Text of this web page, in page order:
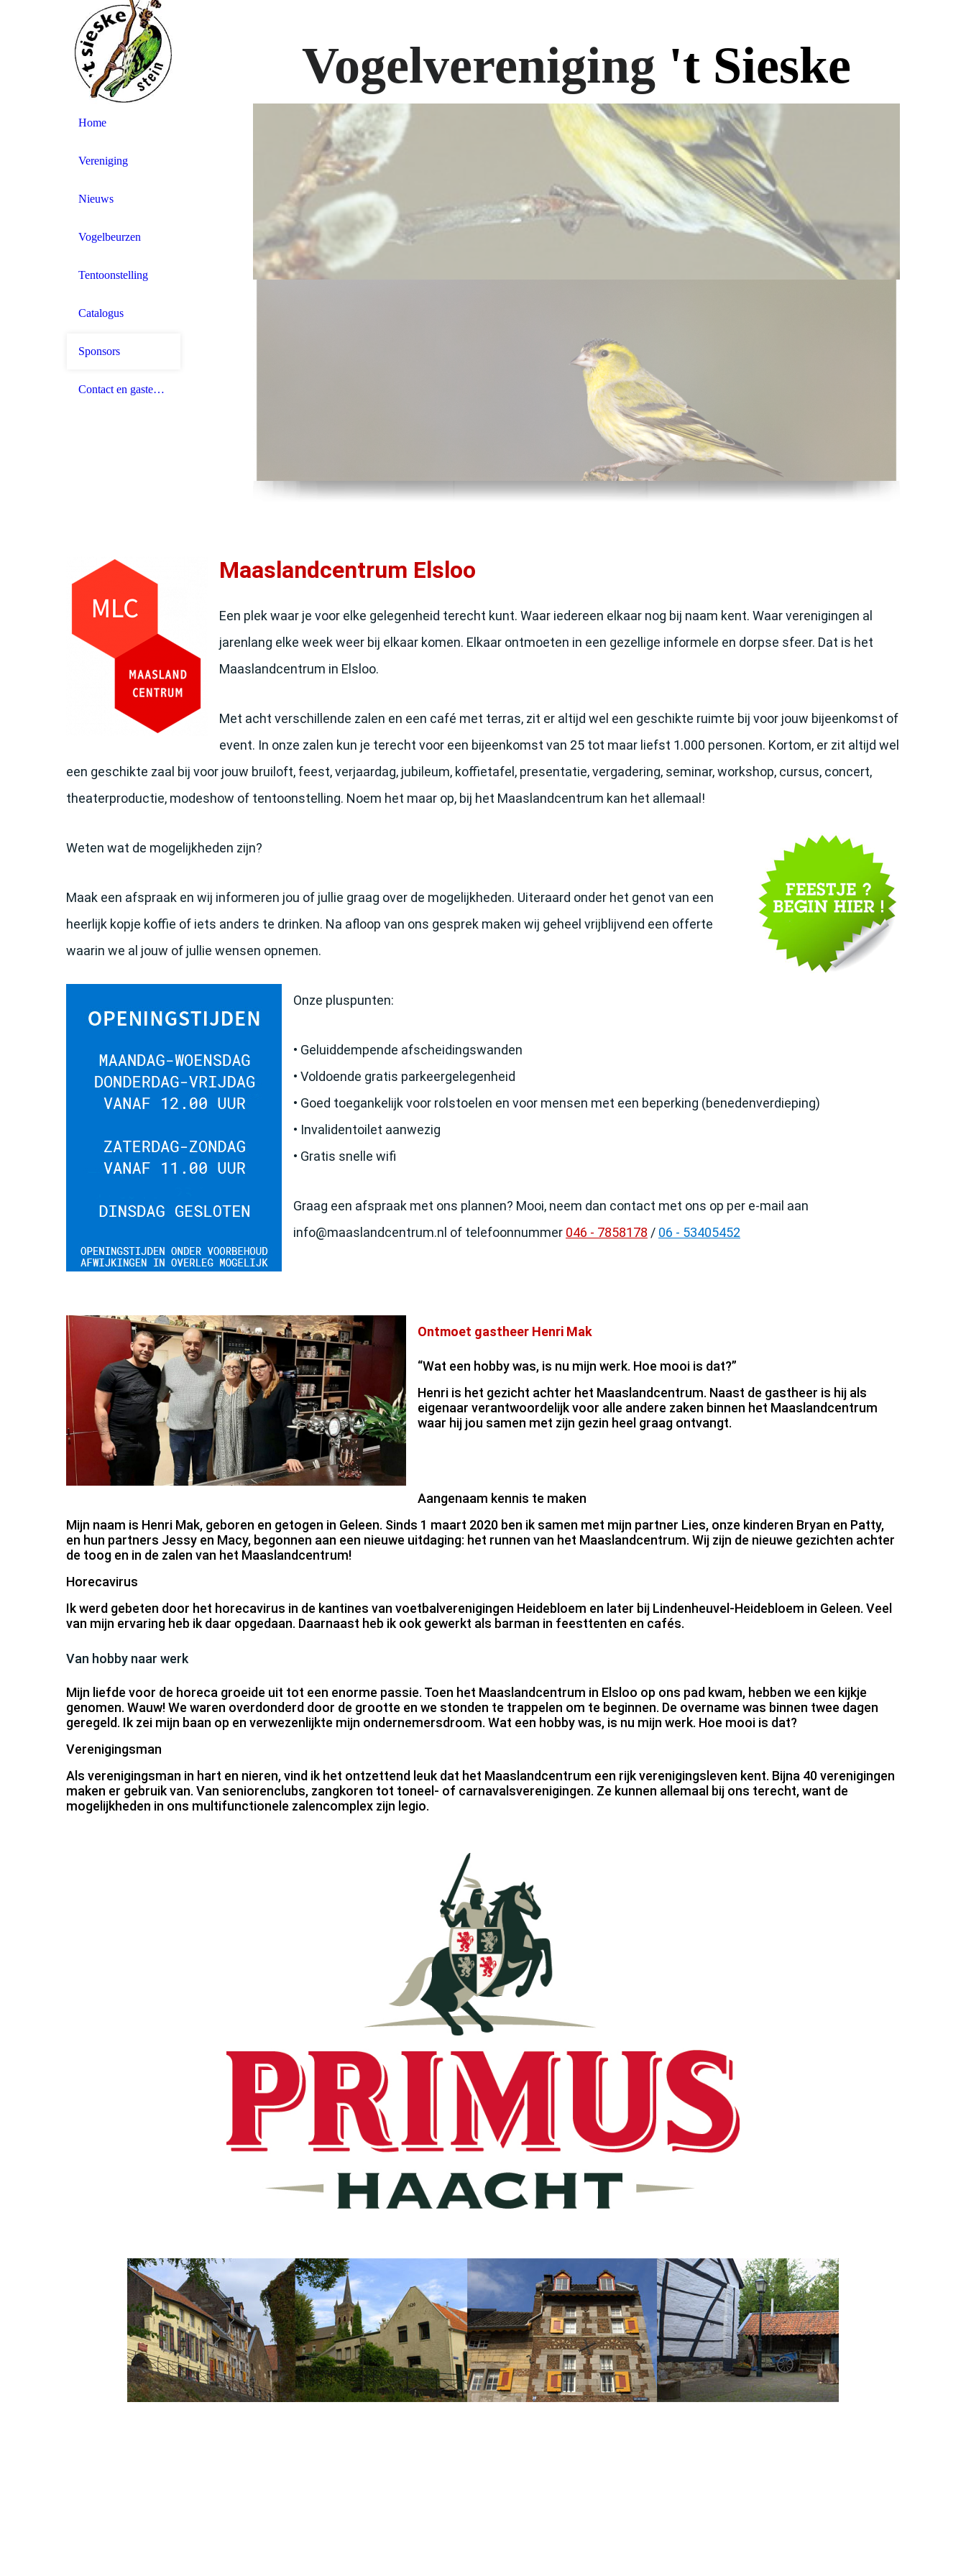
Vogelvereniging 't Sieske
Home
Vereniging
Nieuws
Vogelbeurzen
Tentoonstelling
Catalogus
Sponsors
Contact en gastenboek
Maaslandcentrum Elsloo
Een plek waar je voor elke gelegenheid terecht kunt. Waar iedereen elkaar nog bij naam kent. Waar verenigingen al
jarenlang elke week weer bij elkaar komen. Elkaar ontmoeten in een gezellige informele en dorpse sfeer. Dat is het
Maaslandcentrum in Elsloo.
Met acht verschillende zalen en een café met terras, zit er altijd wel een geschikte ruimte bij voor jouw bijeenkomst of
event. In onze zalen kun je terecht voor een bijeenkomst van 25 tot maar liefst 1.000 personen. Kortom, er zit altijd wel
een geschikte zaal bij voor jouw bruiloft, feest, verjaardag, jubileum, koffietafel, presentatie, vergadering, seminar, workshop, cursus, concert,
theaterproductie, modeshow of tentoonstelling. Noem het maar op, bij het Maaslandcentrum kan het allemaal!
Weten wat de mogelijkheden zijn?
Maak een afspraak en wij informeren jou of jullie graag over de mogelijkheden. Uiteraard onder het genot van een
heerlijk kopje koffie of iets anders te drinken. Na afloop van ons gesprek maken wij geheel vrijblijvend een offerte
waarin we al jouw of jullie wensen opnemen.
Onze pluspunten:
• Geluiddempende afscheidingswanden
• Voldoende gratis parkeergelegenheid
• Goed toegankelijk voor rolstoelen en voor mensen met een beperking (benedenverdieping)
• Invalidentoilet aanwezig
• Gratis snelle wifi
Graag een afspraak met ons plannen? Mooi, neem dan contact met ons op per e-mail aan
info@maaslandcentrum.nl of telefoonnummer 046 - 7858178 / 06 - 53405452
Ontmoet gastheer Henri Mak
“Wat een hobby was, is nu mijn werk. Hoe mooi is dat?”
Henri is het gezicht achter het Maaslandcentrum. Naast de gastheer is hij als
eigenaar verantwoordelijk voor alle andere zaken binnen het Maaslandcentrum
waar hij jou samen met zijn gezin heel graag ontvangt.
Aangenaam kennis te maken
Mijn naam is Henri Mak, geboren en getogen in Geleen. Sinds 1 maart 2020 ben ik samen met mijn partner Lies, onze kinderen Bryan en Patty,
en hun partners Jessy en Macy, begonnen aan een nieuwe uitdaging: het runnen van het Maaslandcentrum. Wij zijn de nieuwe gezichten achter
de toog en in de zalen van het Maaslandcentrum!
Horecavirus
Ik werd gebeten door het horecavirus in de kantines van voetbalverenigingen Heidebloem en later bij Lindenheuvel-Heidebloem in Geleen. Veel
van mijn ervaring heb ik daar opgedaan. Daarnaast heb ik ook gewerkt als barman in feesttenten en cafés.
Van hobby naar werk
Mijn liefde voor de horeca groeide uit tot een enorme passie. Toen het Maaslandcentrum in Elsloo op ons pad kwam, hebben we een kijkje
genomen. Wauw! We waren overdonderd door de grootte en we stonden te trappelen om te beginnen. De overname was binnen twee dagen
geregeld. Ik zei mijn baan op en verwezenlijkte mijn ondernemersdroom. Wat een hobby was, is nu mijn werk. Hoe mooi is dat?
Verenigingsman
Als verenigingsman in hart en nieren, vind ik het ontzettend leuk dat het Maaslandcentrum een rijk verenigingsleven kent. Bijna 40 verenigingen
maken er gebruik van. Van seniorenclubs, zangkoren tot toneel- of carnavalsverenigingen. Ze kunnen allemaal bij ons terecht, want de
mogelijkheden in ons multifunctionele zalencomplex zijn legio.